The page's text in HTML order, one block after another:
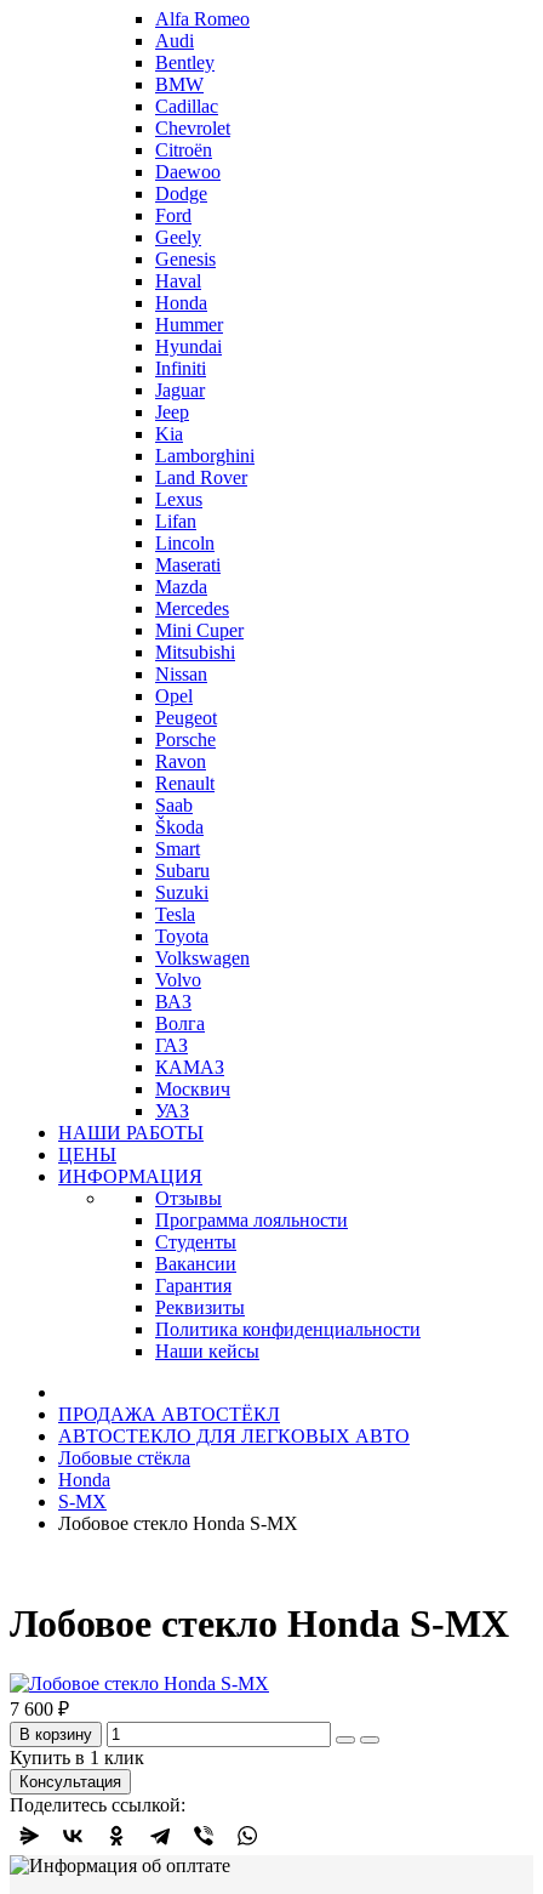
Alfa Romeo
Audi
Bentley
BMW
Cadillac
Chevrolet
Citroën
Daewoo
Dodge
Ford
Geely
Genesis
Haval
Honda
Hummer
Hyundai
Infiniti
Jaguar
Jeep
Kia
Lamborghini
Land Rover
Lexus
Lifan
Lincoln
Maserati
Mazda
Mercedes
Mini Cuper
Mitsubishi
Nissan
Opel
Peugeot
Porsche
Ravon
Renault
Saab
Škoda
Smart
Subaru
Suzuki
Tesla
Toyota
Volkswagen
Volvo
ВАЗ
Волга
ГАЗ
КАМАЗ
Москвич
УАЗ
НАШИ РАБОТЫ
ЦЕНЫ
ИНФОРМАЦИЯ
Отзывы
Программа лояльности
Студенты
Вакансии
Гарантия
Реквизиты
Политика конфиденциальности
Наши кейсы
ПРОДАЖА АВТОСТЁКЛ
АВТОСТЕКЛО ДЛЯ ЛЕГКОВЫХ АВТО
Лобовые стёкла
Honda
S-MX
Лобовое стекло Honda S-MX
Лобовое стекло Honda S-MX
7 600 ₽
В корзину
Купить в 1 клик
Консультация
Поделитесь ссылкой: